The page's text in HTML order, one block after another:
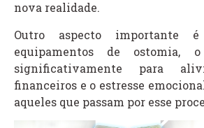
nova realidade.
Outro aspecto importante
equipamentos de ostomia,
significativamente para
financeiros e o estresse
aqueles que passam por esse